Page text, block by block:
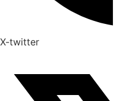
X-twitter